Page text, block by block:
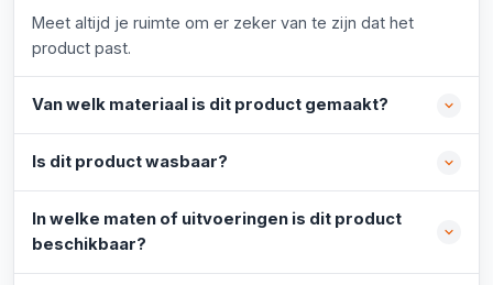
Meet altijd je ruimte om er zeker van te zijn dat het
product past.
Van welk materiaal is dit product gemaakt?
Is dit product wasbaar?
In welke maten of uitvoeringen is dit product
beschikbaar?